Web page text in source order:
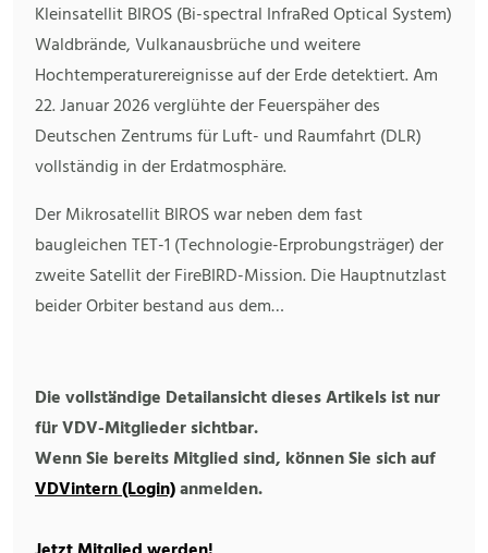
Kleinsatellit BIROS (Bi-spectral InfraRed Optical System)
Waldbrände, Vulkanausbrüche und weitere
Hochtemperaturereignisse auf der Erde detektiert. Am
22. Januar 2026 verglühte der Feuerspäher des
Deutschen Zentrums für Luft- und Raumfahrt (DLR)
vollständig in der Erdatmosphäre.
Der Mikrosatellit BIROS war neben dem fast
baugleichen TET-1 (Technologie-Erprobungsträger) der
zweite Satellit der FireBIRD-Mission. Die Hauptnutzlast
beider Orbiter bestand aus dem…
Die vollständige Detailansicht dieses Artikels ist nur
für VDV-Mitglieder sichtbar.
Wenn Sie bereits Mitglied sind, können Sie sich auf
VDVintern (Login)anmelden.